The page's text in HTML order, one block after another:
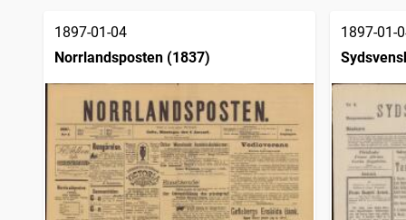
träffar
Örebro tidning (Örebro : 1881)
träffar
Fyris
Sundsvallsposten
1
Jämtlands tidning (Östersund : 1895)
Vårt land (Stockholm : 1886)
1
träffar
Norra Skåne (Ängelholm : 1881)
träffar
Sydhalland
1
träffar
Stockholmstidningen (1889)
1
träffar
Korrespondenten
1
träffar
1897-01-04
Norrlandsposten (1837)
1897-01-